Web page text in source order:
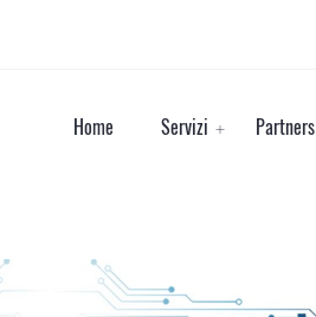
Home Servizi Partners